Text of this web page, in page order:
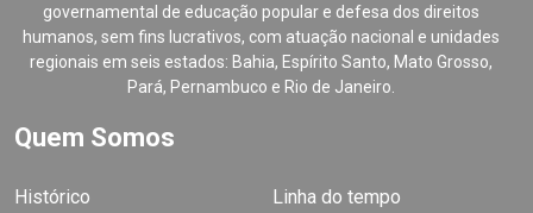
governamental de educação popular e defesa dos direitos
humanos, sem fins lucrativos, com atuação nacional e unidades
regionais em seis estados: Bahia, Espírito Santo, Mato Grosso,
Pará, Pernambuco e Rio de Janeiro.
Quem Somos
Histórico
Linha do tempo